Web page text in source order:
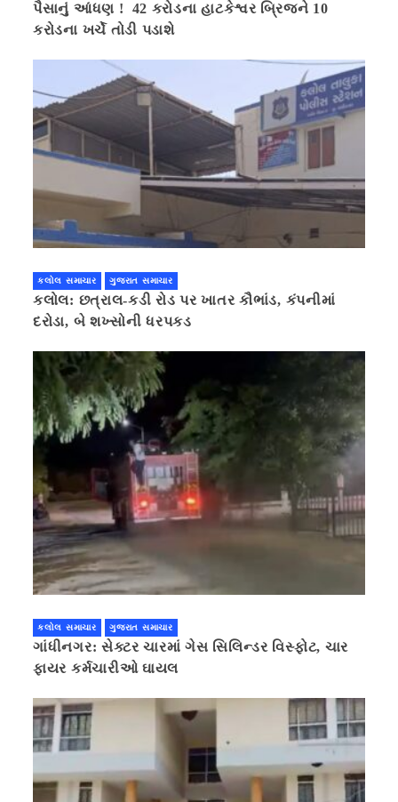
પૈસાનું આંધણ ! 42 કરોડના હાટકેશ્વર બ્રિજને 10
કરોડના ખર્ચે તોડી પડાશે
કલોલ સમાચાર ગુજરાત સમાચાર
કલોલ: છત્રાલ-કડી રોડ પર ખાતર કૌભાંડ, કંપનીમાં
દરોડા, બે શખ્સોની ધરપકડ
કલોલ સમાચાર ગુજરાત સમાચાર
ગાંધીનગર: સેક્ટર ચારમાં ગેસ સિલિન્ડર વિસ્ફોટ, ચાર
ફાયર કર્મચારીઓ ઘાયલ